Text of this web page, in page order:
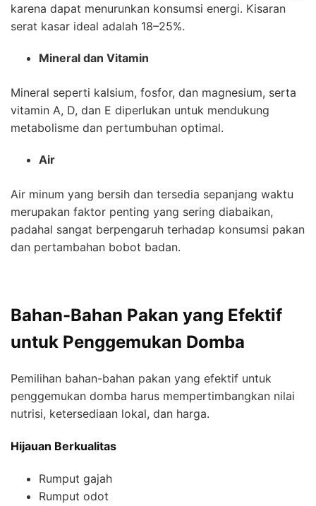
karena dapat menurunkan konsumsi energi. Kisaran
serat kasar ideal adalah 18–25%.
Mineral dan Vitamin
Mineral seperti kalsium, fosfor, dan magnesium, serta
vitamin A, D, dan E diperlukan untuk mendukung
metabolisme dan pertumbuhan optimal.
Air
Air minum yang bersih dan tersedia sepanjang waktu
merupakan faktor penting yang sering diabaikan,
padahal sangat berpengaruh terhadap konsumsi pakan
dan pertambahan bobot badan.
Bahan-Bahan Pakan yang Efektif
untuk Penggemukan Domba
Pemilihan bahan-bahan pakan yang efektif untuk
penggemukan domba harus mempertimbangkan nilai
nutrisi, ketersediaan lokal, dan harga.
Hijauan Berkualitas
Rumput gajah
Rumput odot